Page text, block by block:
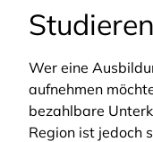
Wer eine
aufnehmen
bezahlbare
Region ist jedoch